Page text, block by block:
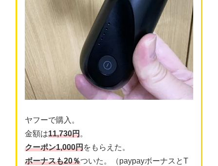
ヤフーで購入。
金額は11,730円。
クーポン1,000円をもらえた。
ボーナスも20％ついた。（paypayボーナスとT